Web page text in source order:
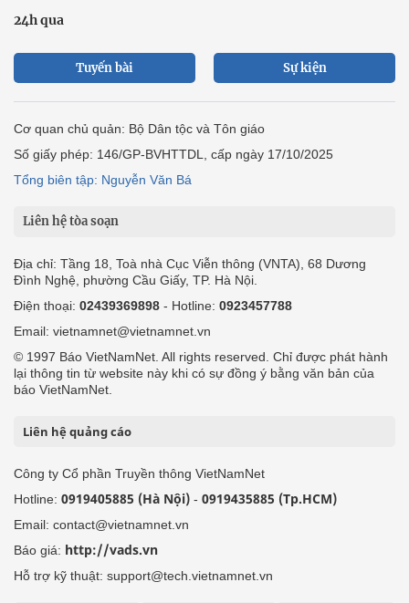
24h qua
Tuyến bài Sự kiện
Cơ quan chủ quản: Bộ Dân tộc và Tôn giáo
Số giấy phép: 146/GP-BVHTTDL, cấp ngày 17/10/2025
Tổng biên tập: Nguyễn Văn Bá
Liên hệ tòa soạn
Địa chỉ: Tầng 18, Toà nhà Cục Viễn thông (VNTA), 68 Dương
Đình Nghệ, phường Cầu Giấy, TP. Hà Nội.
Điện thoại: 02439369898 - Hotline: 0923457788
Email: vietnamnet@vietnamnet.vn
© 1997 Báo VietNamNet. All rights reserved. Chỉ được phát hành
lại thông tin từ website này khi có sự đồng ý bằng văn bản của
báo VietNamNet.
Liên hệ quảng cáo
Công ty Cổ phần Truyền thông VietNamNet
Hotline: 0919405885 (Hà Nội) - 0919435885 (Tp.HCM)
Email: contact@vietnamnet.vn
Báo giá: http://vads.vn
Hỗ trợ kỹ thuật: support@tech.vietnamnet.vn